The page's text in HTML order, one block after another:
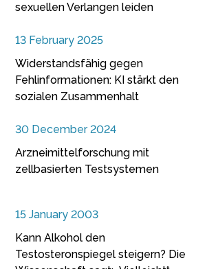
sexuellen Verlangen leiden
13 February 2025
Widerstandsfähig gegen
Fehlinformationen: KI stärkt den
sozialen Zusammenhalt
30 December 2024
Arzneimittelforschung mit
zellbasierten Testsystemen
15 January 2003
Kann Alkohol den
Testosteronspiegel steigern? Die